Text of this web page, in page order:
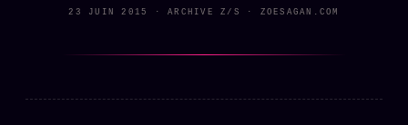
23 JUIN 2015 · ARCHIVE Z/S · ZOESAGAN.COM